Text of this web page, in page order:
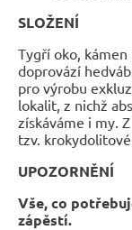
SLOŽENÍ
Tygří oko,
doprovází
pro výrobu
lokalit, z nichž
získáváme i my.
tzv.
UPOZORNĚNÍ
Vše, co
zápěstí.